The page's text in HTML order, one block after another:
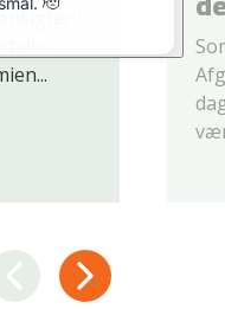
i